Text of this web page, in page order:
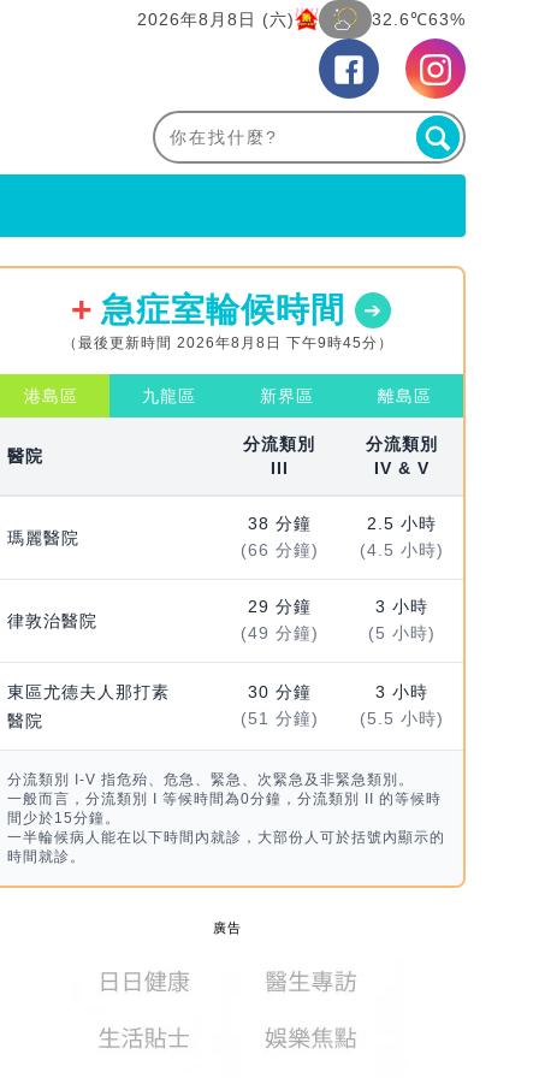
2026年8月8日 (六) 32.6℃63%
急症室輪候時間
（最後更新時間 2026年8月8日 下午9時45分）
港島區 九龍區 新界區 離島區
醫院
分流類別
III
分流類別
IV & V
瑪麗醫院
38 分鐘
(66 分鐘)
2.5 小時
(4.5 小時)
律敦治醫院
29 分鐘
(49 分鐘)
3 小時
(5 小時)
東區尤德夫人那打素
醫院
30 分鐘
(51 分鐘)
3 小時
(5.5 小時)
分流類別 I-V 指危殆、危急、緊急、次緊急及非緊急類別。
一般而言，分流類別 I 等候時間為0分鐘，分流類別 II 的等候時
間少於15分鐘。
一半輪候病人能在以下時間內就診，大部份人可於括號內顯示的
時間就診。
廣告